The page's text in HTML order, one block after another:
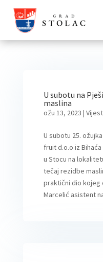
U subotu na
maslina
ožu 13, 2023 |
U subotu 25.
fruit d.o.o iz
u Stocu na
tečaj rezidbe
praktični dio kojeg
Marcelić asistent